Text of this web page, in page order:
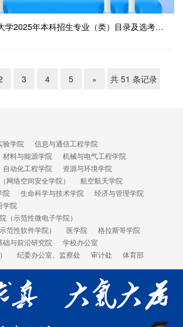
学2025年本科招生专业（类）目录及选考科目要
3 4 5 » 共 51 条记录
验学院
信息与通信工程学院
材料与能源学院
机械与电气工程学院
自动化工程学院
资源与环境学院
网络空间安全学院）
航空航天学院
院 生命科学与技术学院
经济与管理学院
学院
（示范性微电子学院）
范性软件学院）
医学院
格拉斯哥学院
础与前沿研究院
学校办公室
纪委办公室、监察处 审计处 体育部